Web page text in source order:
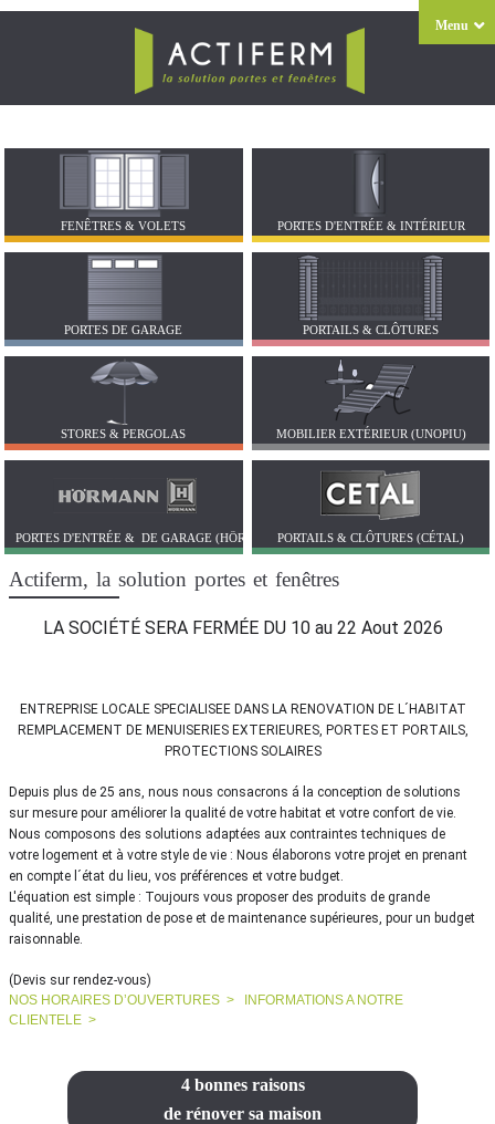
Menu
FENÊTRES & VOLETS PORTES D'ENTRÉE & INTÉRIEUR
PORTES DE GARAGE PORTAILS & CLÔTURES
STORES & PERGOLAS MOBILIER EXTÉRIEUR (UNOPIU)
PORTES D'ENTRÉE & DE GARAGE (HÖRMANN)PORTAILS & CLÔTURES (CÉTAL)
Actiferm, la solution portes et fenêtres
LA SOCIÉTÉ SERA FERMÉE DU 10 au 22 Aout 2026
ENTREPRISE LOCALE SPECIALISEE DANS LA RENOVATION DE L´HABITAT
REMPLACEMENT DE MENUISERIES EXTERIEURES, PORTES ET PORTAILS,
PROTECTIONS SOLAIRES
Depuis plus de 25 ans, nous nous consacrons á la conception de solutions
sur mesure pour améliorer la qualité de votre habitat et votre confort de vie.
Nous composons des solutions adaptées aux contraintes techniques de
votre logement et à votre style de vie : Nous élaborons votre projet en prenant
en compte l´état du lieu, vos préférences et votre budget.
L'équation est simple : Toujours vous proposer des produits de grande
qualité, une prestation de pose et de maintenance supérieures, pour un budget
raisonnable.
(Devis sur rendez-vous)
NOS HORAIRES D’OUVERTURES >
INFORMATIONS A NOTRE
CLIENTELE >
4 bonnes raisons
de rénover sa maison